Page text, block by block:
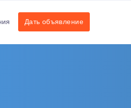
Дать объявление